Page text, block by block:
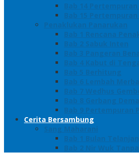
Bab 14
Bab 15
Penaklukan Panarukan
Bab 1 Rencana
Bab 2 Sabuk Inten
Bab 3 Pangeran
Bab 4 Kabut di
Bab 5 Berhitung
Bab 6 Lembah
Bab 7 Wedhus
Bab 8 Gerbang
Bab 9 Pertempuran
Cerita Bersambung
Sang Maharani
Bab 1 Bulan
Bab 2 Nir Wuk